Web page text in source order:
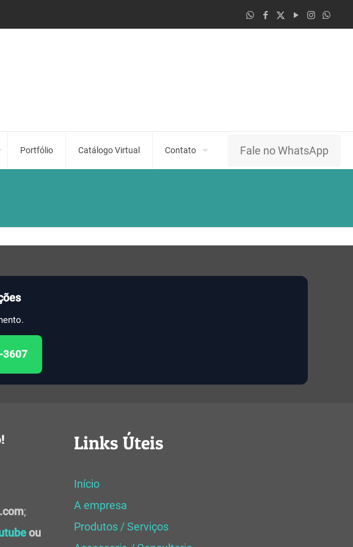
Portfólio Catálogo Virtual Contato Fale no WhatsApp
3607
;
ou
Links Úteis
Início
A empresa
Produtos / Serviços